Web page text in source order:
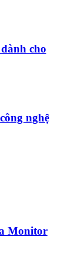
cho
nghệ
Monitor